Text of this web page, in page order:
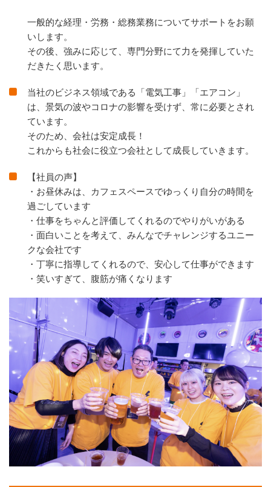
一般的な経理・労務・総務業務についてサポートをお願
いします。
その後、強みに応じて、専門分野にて力を発揮していた
だきたく思います。
当社のビジネス領域である「電気工事」「エアコン」
は、景気の波やコロナの影響を受けず、常に必要とされ
ています。
そのため、会社は安定成長！
これからも社会に役立つ会社として成長していきます。
【社員の声】
・お昼休みは、カフェスペースでゆっくり⾃分の時間を
過ごしています
・仕事をちゃんと評価してくれるのでやりがいがある
・⾯⽩いことを考えて、みんなでチャレンジするユニー
クな会社です
・丁寧に指導してくれるので、安⼼して仕事ができます
・笑いすぎて、腹筋が痛くなります